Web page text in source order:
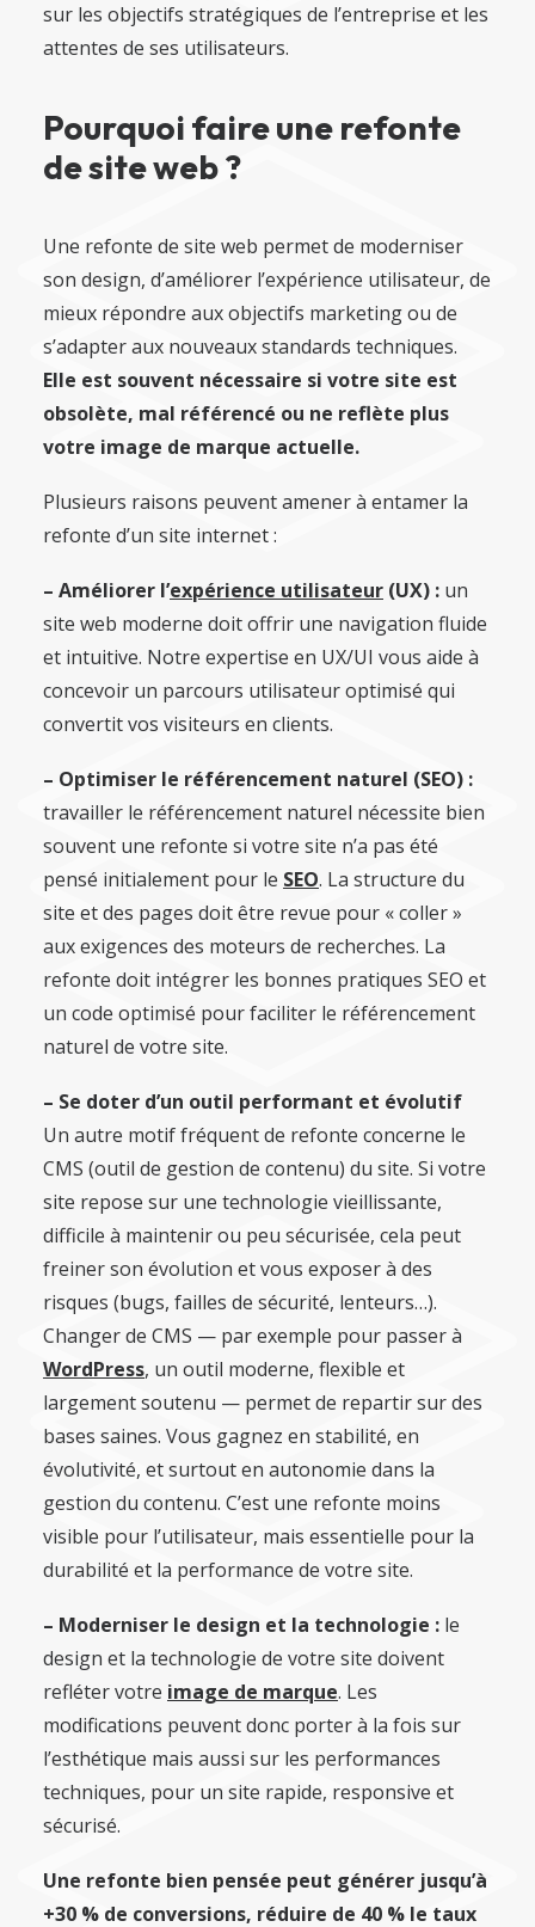
sur les objectifs stratégiques de l’entreprise et les
attentes de ses utilisateurs.
Pourquoi faire une refonte
de site web ?
Une refonte de site web permet de moderniser
son design, d’améliorer l’expérience utilisateur, de
mieux répondre aux objectifs marketing ou de
s’adapter aux nouveaux standards techniques.
Elle est souvent nécessaire si votre site est
obsolète, mal référencé ou ne reflète plus
votre image de marque actuelle.
Plusieurs raisons peuvent amener à entamer la
refonte d’un site internet :
– Améliorer l’expérience utilisateur (UX) : un
site web moderne doit offrir une navigation fluide
et intuitive. Notre expertise en UX/UI vous aide à
concevoir un parcours utilisateur optimisé qui
convertit vos visiteurs en clients.
– Optimiser le référencement naturel (SEO) :
travailler le référencement naturel nécessite bien
souvent une refonte si votre site n’a pas été
pensé initialement pour le SEO. La structure du
site et des pages doit être revue pour « coller »
aux exigences des moteurs de recherches. La
refonte doit intégrer les bonnes pratiques SEO et
un code optimisé pour faciliter le référencement
naturel de votre site.
– Se doter d’un outil performant et évolutif
Un autre motif fréquent de refonte concerne le
CMS (outil de gestion de contenu) du site. Si votre
site repose sur une technologie vieillissante,
difficile à maintenir ou peu sécurisée, cela peut
freiner son évolution et vous exposer à des
risques (bugs, failles de sécurité, lenteurs…).
Changer de CMS — par exemple pour passer à
WordPress, un outil moderne, flexible et
largement soutenu — permet de repartir sur des
bases saines. Vous gagnez en stabilité, en
évolutivité, et surtout en autonomie dans la
gestion du contenu. C’est une refonte moins
visible pour l’utilisateur, mais essentielle pour la
durabilité et la performance de votre site.
– Moderniser le design et la technologie : le
design et la technologie de votre site doivent
refléter votre image de marque. Les
modifications peuvent donc porter à la fois sur
l’esthétique mais aussi sur les performances
techniques, pour un site rapide, responsive et
sécurisé.
Une refonte bien pensée peut générer jusqu’à
+30 % de conversions, réduire de 40 % le taux